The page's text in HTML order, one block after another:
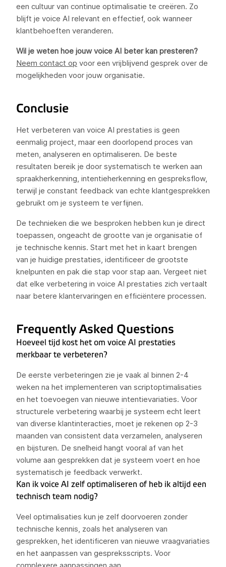
een cultuur van continue optimalisatie te creëren. Zo
blijft je voice AI relevant en effectief, ook wanneer
klantbehoeften veranderen.
Wil je weten hoe jouw voice AI beter kan presteren?
Neem contact op voor een vrijblijvend gesprek over de
mogelijkheden voor jouw organisatie.
Conclusie
Het verbeteren van voice AI prestaties is geen
eenmalig project, maar een doorlopend proces van
meten, analyseren en optimaliseren. De beste
resultaten bereik je door systematisch te werken aan
spraakherkenning, intentieherkenning en gespreksflow,
terwijl je constant feedback van echte klantgesprekken
gebruikt om je systeem te verfijnen.
De technieken die we besproken hebben kun je direct
toepassen, ongeacht de grootte van je organisatie of
je technische kennis. Start met het in kaart brengen
van je huidige prestaties, identificeer de grootste
knelpunten en pak die stap voor stap aan. Vergeet niet
dat elke verbetering in voice AI prestaties zich vertaalt
naar betere klantervaringen en efficiëntere processen.
Frequently Asked Questions
Hoeveel tijd kost het om voice AI prestaties
merkbaar te verbeteren?
De eerste verbeteringen zie je vaak al binnen 2-4
weken na het implementeren van scriptoptimalisaties
en het toevoegen van nieuwe intentievariaties. Voor
structurele verbetering waarbij je systeem echt leert
van diverse klantinteracties, moet je rekenen op 2-3
maanden van consistent data verzamelen, analyseren
en bijsturen. De snelheid hangt vooral af van het
volume aan gesprekken dat je systeem voert en hoe
systematisch je feedback verwerkt.
Kan ik voice AI zelf optimaliseren of heb ik altijd een
technisch team nodig?
Veel optimalisaties kun je zelf doorvoeren zonder
technische kennis, zoals het analyseren van
gesprekken, het identificeren van nieuwe vraagvariaties
en het aanpassen van gespreksscripts. Voor